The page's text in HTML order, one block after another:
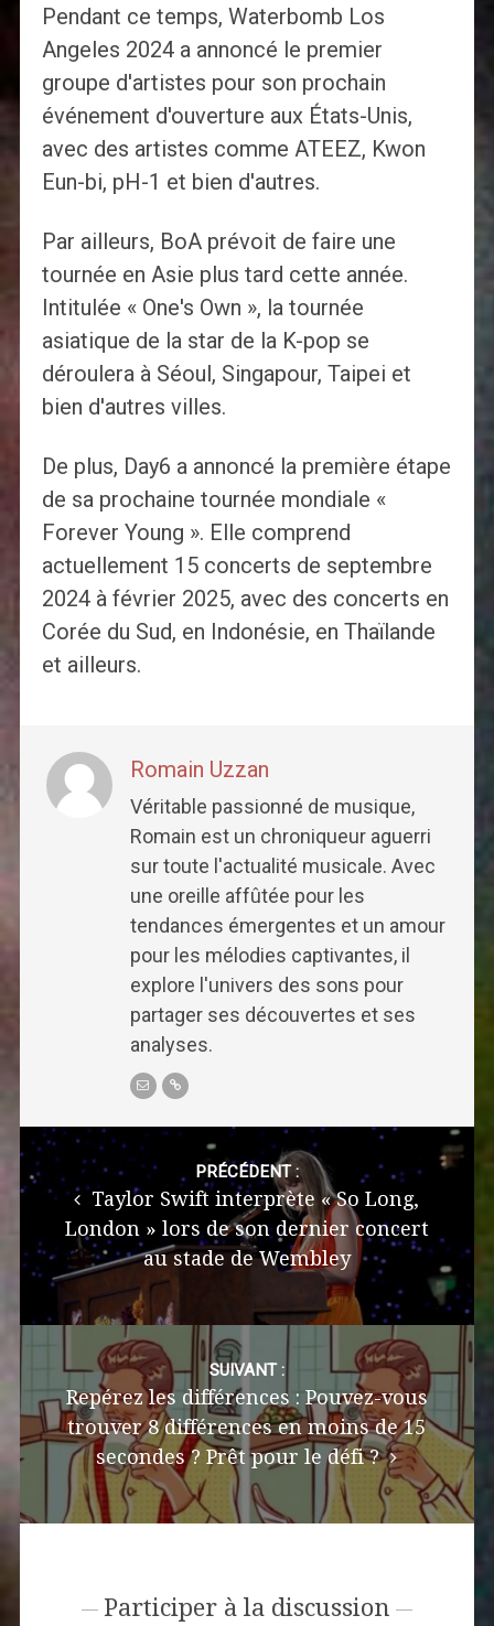
Pendant ce temps, Waterbomb Los
Angeles 2024 a annoncé le premier
groupe d'artistes pour son prochain
événement d'ouverture aux États-Unis,
avec des artistes comme ATEEZ, Kwon
Eun-bi, pH-1 et bien d'autres.
Par ailleurs, BoA prévoit de faire une
tournée en Asie plus tard cette année.
Intitulée « One's Own », la tournée
asiatique de la star de la K-pop se
déroulera à Séoul, Singapour, Taipei et
bien d'autres villes.
De plus, Day6 a annoncé la première étape
de sa prochaine tournée mondiale «
Forever Young ». Elle comprend
actuellement 15 concerts de septembre
2024 à février 2025, avec des concerts en
Corée du Sud, en Indonésie, en Thaïlande
et ailleurs.
Romain Uzzan
Véritable passionné de musique,
Romain est un chroniqueur aguerri
sur toute l'actualité musicale. Avec
une oreille affûtée pour les
tendances émergentes et un amour
pour les mélodies captivantes, il
explore l'univers des sons pour
partager ses découvertes et ses
analyses.
Post
navigation
PRÉCÉDENT :
Taylor Swift interprète « So Long,
London » lors de son dernier concert
au stade de Wembley
SUIVANT :
Repérez les différences : Pouvez-vous
trouver 8 différences en moins de 15
secondes ? Prêt pour le défi ?
Participer à la discussion